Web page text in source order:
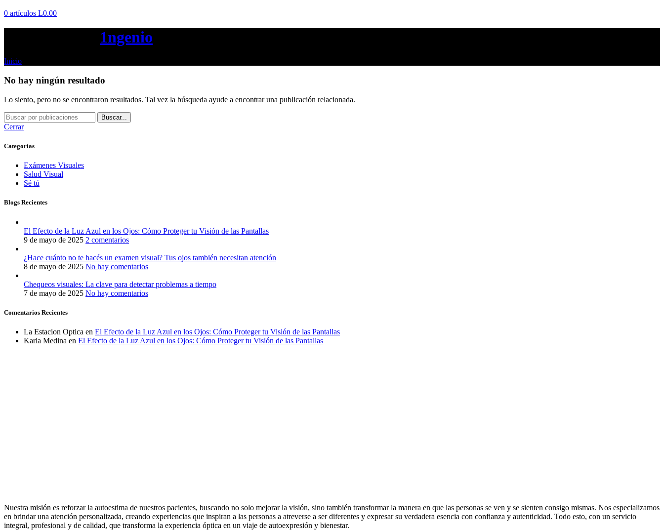
0 artículos L0.00
1ngenio
Inicio
No hay ningún resultado
Lo siento, pero no se encontraron resultados. Tal vez la búsqueda ayude a encontrar una publicación relacionada.
Buscar...
Cerrar
Categorías
Exámenes Visuales
Salud Visual
Sé tú
Blogs Recientes
El Efecto de la Luz Azul en los Ojos: Cómo Proteger tu Visión de las Pantallas
9 de mayo de 2025 2 comentarios
¿Hace cuánto no te hacés un examen visual? Tus ojos también necesitan atención
8 de mayo de 2025 No hay comentarios
Chequeos visuales: La clave para detectar problemas a tiempo
7 de mayo de 2025 No hay comentarios
Comentarios Recientes
La Estacion Optica en El Efecto de la Luz Azul en los Ojos: Cómo Proteger tu Visión de las Pantallas
Karla Medina en El Efecto de la Luz Azul en los Ojos: Cómo Proteger tu Visión de las Pantallas
Nuestra misión es reforzar la autoestima de nuestros pacientes, buscando no solo mejorar la visión, sino también transformar la manera en que las personas se ven y se sienten consigo mismas. Nos especializamos
en brindar una atención personalizada, creando experiencias que inspiran a las personas a atreverse a ser diferentes y expresar su verdadera esencia con confianza y autenticidad. Todo esto, con un servicio
integral, profesional y de calidad, que transforma la experiencia óptica en un viaje de autoexpresión y bienestar.